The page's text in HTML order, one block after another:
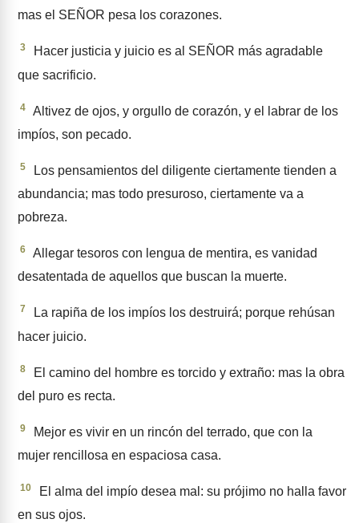
mas el SEÑOR pesa los corazones.
3
Hacer justicia y juicio es al SEÑOR más agradable
que sacrificio.
4
Altivez de ojos, y orgullo de corazón, y el labrar de los
impíos, son pecado.
5
Los pensamientos del diligente ciertamente tienden a
abundan­cia; mas todo presuroso, ciertamente va a
pobreza.
6
Allegar tesoros con lengua de mentira, es vanidad
desatentada de aquellos que buscan la muer­te.
7
La rapiña de los impíos los des­truirá; porque rehúsan
hacer juicio.
8
El camino del hombre es torcido y extraño: mas la obra
del puro es recta.
9
Mejor es vivir en un rincón del terrado, que con la
mujer renci­llosa en espaciosa casa.
10
El alma del impío desea mal: su prójimo no halla favor
en sus ojos.